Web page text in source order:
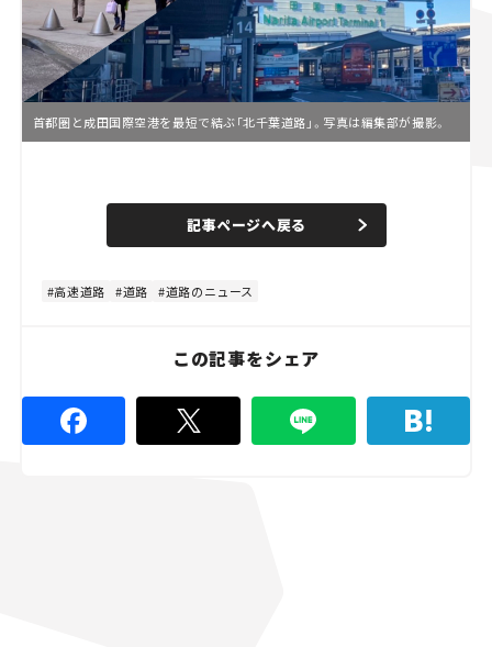
首都圏と成田国際空港を最短で結ぶ「北千葉道路」。写真は編集部が撮影。
n
e
d
%
記事ページへ戻る
高速道路 道路 道路のニュース
この記事をシェア